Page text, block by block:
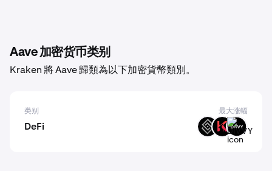
Aave 加密货币类别
Kraken 將 Aave 歸類為以下加密貨幣類別。
类别 最大涨幅
DeFi DECT KAR DIVVY